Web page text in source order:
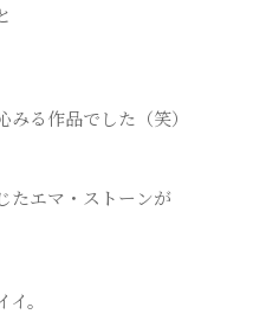
る作品でした（笑）
たエマ・ストーンが
。